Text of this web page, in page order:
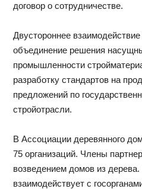
договор о сотрудничестве.
Двустороннее
объединение решения
промышленности
разработку стандартов на
предложений по
стройотрасли.
В Ассоциации деревянного
75 организаций. Члены
возведением домов из
взаимодействует с